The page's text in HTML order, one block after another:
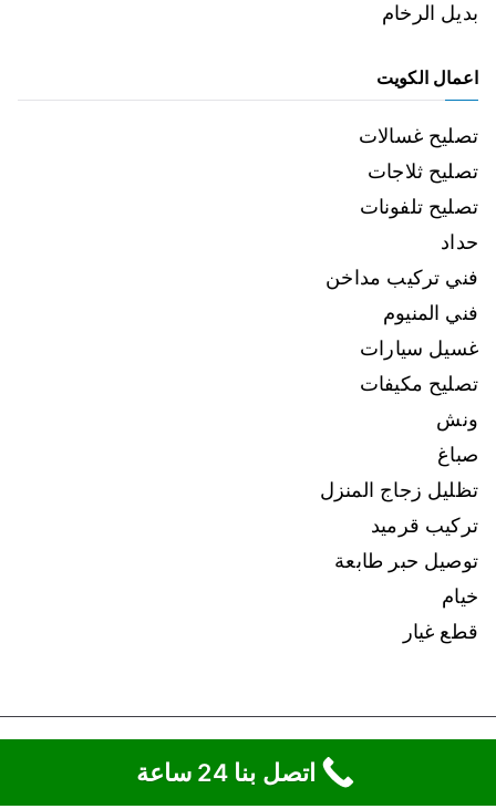
بديل الرخام
اعمال الكويت
تصليح غسالات
تصليح ثلاجات
تصليح تلفونات
حداد
فني تركيب مداخن
فني المنيوم
غسيل سيارات
تصليح مكيفات
ونش
صباغ
تظليل زجاج المنزل
تركيب قرميد
توصيل حبر طابعة
خيام
قطع غيار
Copyright © 2026 ونش الكويت اتصل بنا 24 ساعة